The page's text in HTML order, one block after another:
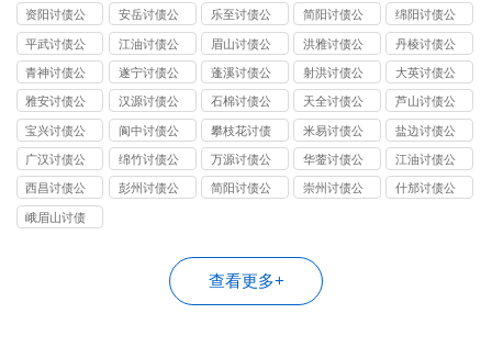
司
司
司
司
司
资阳讨债公
司
安岳讨债公
司
乐至讨债公
司
简阳讨债公
司
绵阳讨债公
司
平武讨债公
司
江油讨债公
司
眉山讨债公
司
洪雅讨债公
司
丹棱讨债公
司
青神讨债公
司
遂宁讨债公
司
蓬溪讨债公
司
射洪讨债公
司
大英讨债公
司
雅安讨债公
司
汉源讨债公
司
石棉讨债公
司
天全讨债公
司
芦山讨债公
司
宝兴讨债公
司
阆中讨债公
司
攀枝花讨债
公司
米易讨债公
司
盐边讨债公
司
广汉讨债公
司
绵竹讨债公
司
万源讨债公
司
华蓥讨债公
司
江油讨债公
司
西昌讨债公
司
彭州讨债公
简阳讨债公
崇州讨债公
什邡讨债公
峨眉山讨债
查看更多+